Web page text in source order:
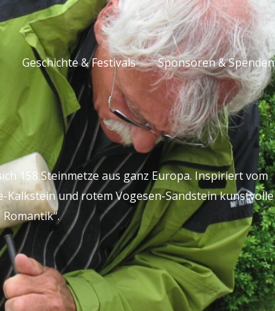
Geschichte & Festivals Sponsoren & Spenden
158 Steinmetze aus ganz Europa. Inspiriert vom
Kalkstein und rotem Vogesen-Sandstein kunstvolle